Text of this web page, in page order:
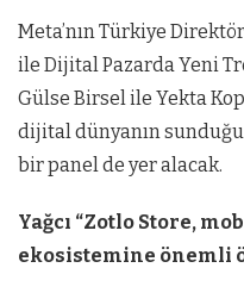
Meta’nın Türkiye
ile Dijital Pazarda Yeni
Gülse Birsel ile Yekta
dijital dünyanın sunduğu
bir panel de yer alacak.
Yağcı “Zotlo Store,
ekosistemine önemli